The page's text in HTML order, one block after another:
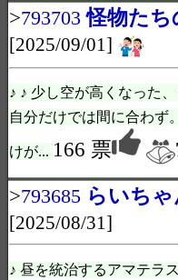
>793703 怪物たち
[2025/09/01]
♪ ♪ 少し空が高くなった
自分だけでは間に合わず
けが... 166 票
>793685 らいち
[2025/08/31]
♪ 昼を統治するアマテラ